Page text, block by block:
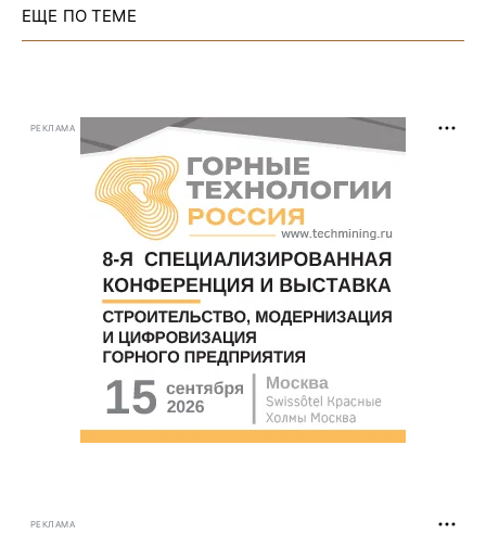
ЕЩЕ ПО ТЕМЕ
РЕКЛАМА
РЕКЛАМА